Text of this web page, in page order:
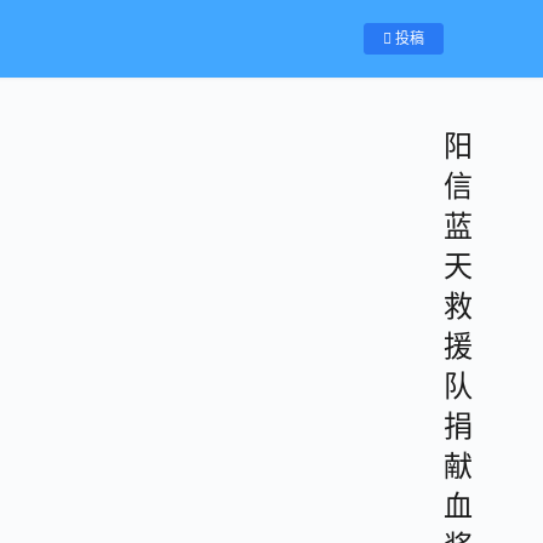
投稿
阳
信
蓝
天
救
援
队
捐
献
血